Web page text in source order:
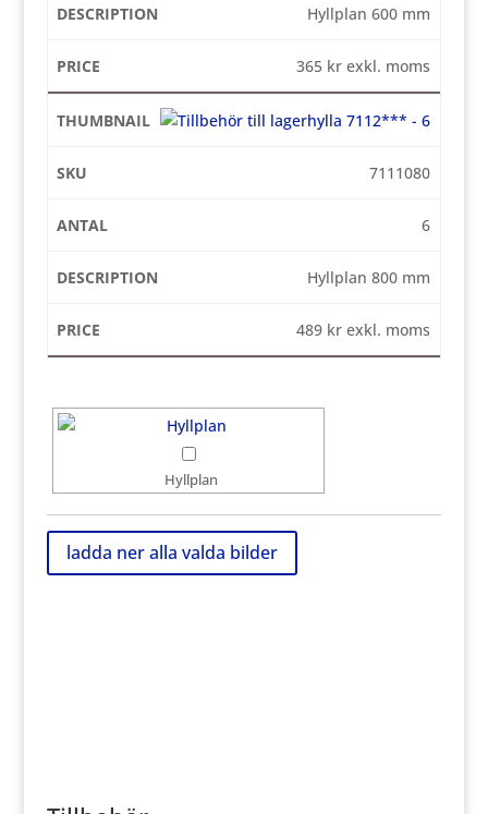
Hyllplan 600 mm
365 kr exkl. moms
7111080
6
Hyllplan 800 mm
489 kr exkl. moms
Hyllplan